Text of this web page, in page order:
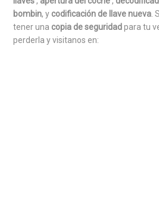
bombin, y codificación de llave nueva .
tener una copia de seguridadpara tu
perderla y visitanos en: